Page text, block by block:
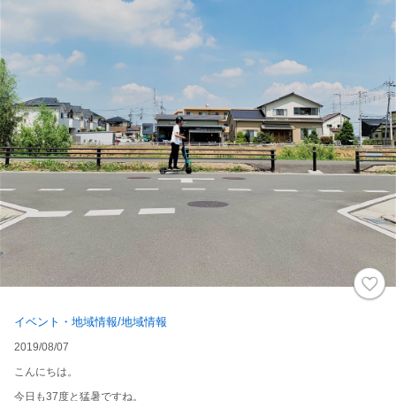
イベント・地域情報/地域情報
2019/08/07
こんにちは。
今日も37度と猛暑ですね。